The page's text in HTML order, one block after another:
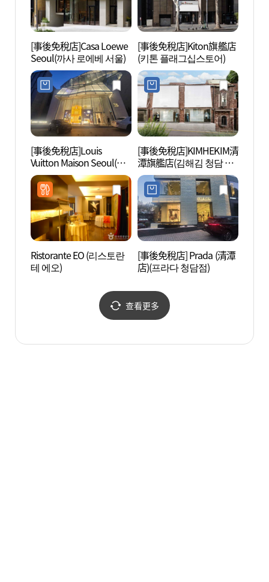
[事後免稅店]Casa Loewe
Seoul(까사 로에베 서울)
[事後免稅店]Kiton旗艦店
(키톤 플래그십스토어)
[事後免稅店]Louis
Vuitton Maison Seoul(루
이비통 메종 서울)
[事後免稅店]KIMHEKIM清
潭旗艦店(김해김 청담 플
래그십)
Ristorante EO (리스토란
테 에오)
[事後免稅店] Prada (清潭
店)(프라다 청담점)
查看更多